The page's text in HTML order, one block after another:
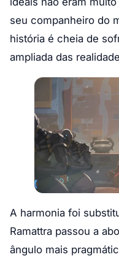
seu companheiro do
história é cheia de
ampliada das
A harmonia foi
Ramattra passou a
ângulo mais